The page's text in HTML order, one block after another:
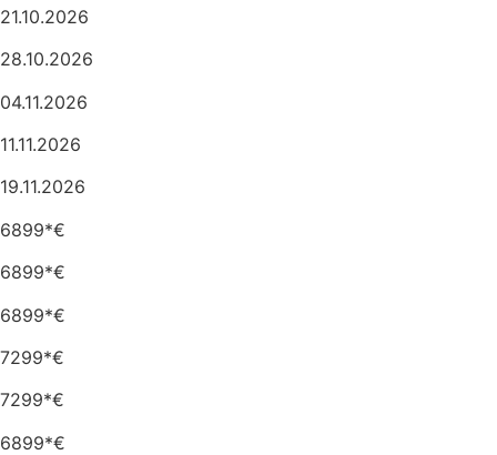
21.10.2026
28.10.2026
04.11.2026
11.11.2026
19.11.2026
6899*€
6899*€
6899*€
7299*€
7299*€
6899*€